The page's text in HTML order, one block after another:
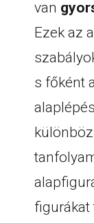
van
Ezek az
s főként
figurákat